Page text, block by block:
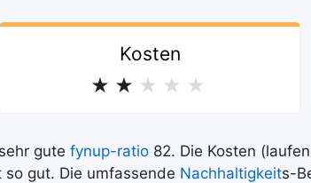
Kosten
★ ★ ★ ★ ★
gute fynup-ratio 82. Die Kosten
gut. Die umfassende Nachhaltigkeits-